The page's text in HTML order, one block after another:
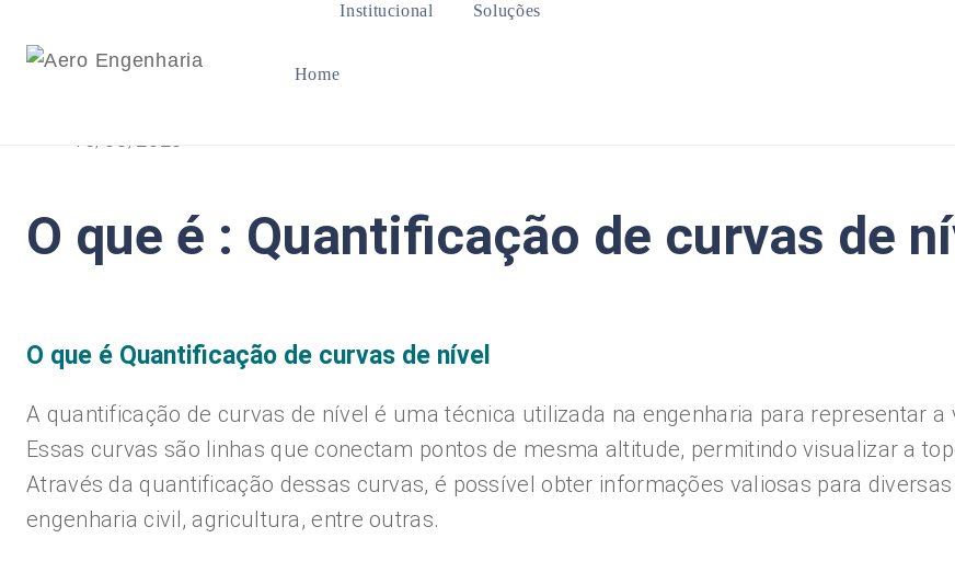
Home
Institucional Soluções
O que é : Quantificação de curvas de
O que é Quantificação de curvas de nível
A quantificação de curvas de nível é uma técnica utilizada na engenharia para representar
Essas curvas são linhas que conectam pontos de mesma altitude, permitindo visualizar a
Através da quantificação dessas curvas, é possível obter informações valiosas para
engenharia civil, agricultura, entre outras.